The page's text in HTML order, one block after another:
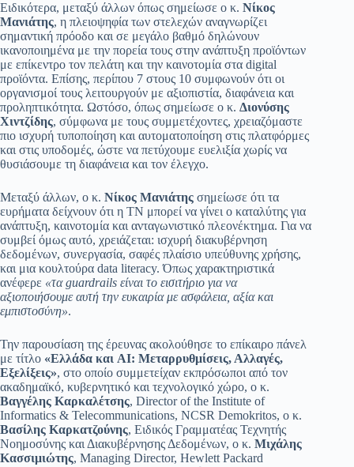
Ειδικότερα, μεταξύ άλλων όπως σημείωσε ο κ. Νίκος
Μανιάτης, η πλειοψηφία των στελεχών αναγνωρίζει
σημαντική πρόοδο και σε μεγάλο βαθμό δηλώνουν
ικανοποιημένα με την πορεία τους στην ανάπτυξη προϊόντων
με επίκεντρο τον πελάτη και την καινοτομία στα digital
προϊόντα. Επίσης, περίπου 7 στους 10 συμφωνούν ότι οι
οργανισμοί τους λειτουργούν με αξιοπιστία, διαφάνεια και
προληπτικότητα. Ωστόσο, όπως σημείωσε ο κ. Διονύσης
Χιντζίδης, σύμφωνα με τους συμμετέχοντες, χρειαζόμαστε
πιο ισχυρή τυποποίηση και αυτοματοποίηση στις πλατφόρμες
και στις υποδομές, ώστε να πετύχουμε ευελιξία χωρίς να
θυσιάσουμε τη διαφάνεια και τον έλεγχο.
Μεταξύ άλλων, ο κ. Νίκος Μανιάτης σημείωσε ότι τα
ευρήματα δείχνουν ότι η ΤΝ μπορεί να γίνει ο καταλύτης για
ανάπτυξη, καινοτομία και ανταγωνιστικό πλεονέκτημα. Για να
συμβεί όμως αυτό, χρειάζεται: ισχυρή διακυβέρνηση
δεδομένων, συνεργασία, σαφές πλαίσιο υπεύθυνης χρήσης,
και μια κουλτούρα data literacy. Όπως χαρακτηριστικά
ανέφερε «τα guardrails είναι το εισιτήριο για να
αξιοποιήσουμε αυτή την ευκαιρία με ασφάλεια, αξία και
εμπιστοσύνη».
Την παρουσίαση της έρευνας ακολούθησε το επίκαιρο πάνελ
με τίτλο «Ελλάδα και AI: Μεταρρυθμίσεις, Αλλαγές,
Εξελίξεις», στο οποίο συμμετείχαν εκπρόσωποι από τον
ακαδημαϊκό, κυβερνητικό και τεχνολογικό χώρο, ο κ.
Βαγγέλης Καρκαλέτσης, Director of the Institute of
Informatics & Telecommunications, NCSR Demokritos, ο κ.
Βασίλης Καρκατζούνης, Ειδικός Γραμματέας Τεχνητής
Νοημοσύνης και Διακυβέρνησης Δεδομένων, ο κ. Μιχάλης
Κασσιμιώτης, Managing Director, Hewlett Packard